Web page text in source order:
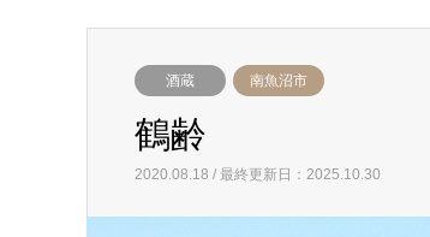
酒蔵 南魚沼市
鶴齢
2020.08.18 / 最終更新日：2025.10.30